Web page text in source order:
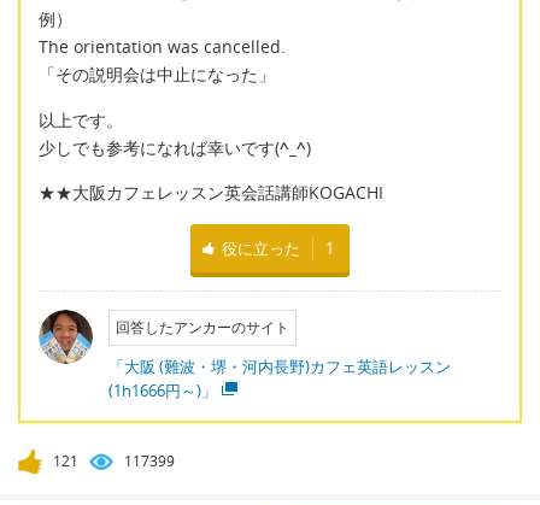
例）
The orientation was cancelled.
「その説明会は中止になった」
以上です。
少しでも参考になれば幸いです(^_^)
★★大阪カフェレッスン英会話講師KOGACHI
役に立った 1
回答したアンカーのサイト
「大阪 (難波・堺・河内長野)カフェ英語レッスン
(1h1666円～)」
121 117399